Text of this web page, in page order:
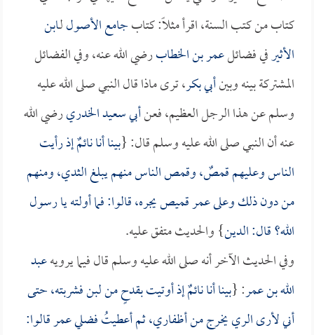
كتاب من كتب السنة، اقرأ مثلاً: كتابجامع الأصوللـابن
الأثيرفي فضائلعمر بن الخطابرضي الله عنه، وفي الفضائل
المشتركة بينه وبينأبي بكر، ترى ماذا قال النبي صلى الله عليه
وسلم عن هذا الرجل العظيم، فعنأبي سعيد الخدريرضي الله
عنه أن النبي صلى الله عليه وسلم قال: {بينا أنا نائمٌ إذ رأيت
الناس وعليهم قمصٌ، وقمص الناس منهم يبلغ الثدي، ومنهم
من دون ذلك وعلىعمرقميص يجره، قالوا: فما أولته يا رسول
الله؟ قال: الدين} والحديث متفق عليه.
وفي الحديث الآخر أنه صلى الله عليه وسلم قال فيما يرويهعبد
الله بن عمر: {بينا أنا نائمٌ إذ أوتيت بقدحٍ من لبن فشربته، حتى
أني لأرى الري يخرج من أظفاري، ثم أعطيتُ فضليعمرقالوا: